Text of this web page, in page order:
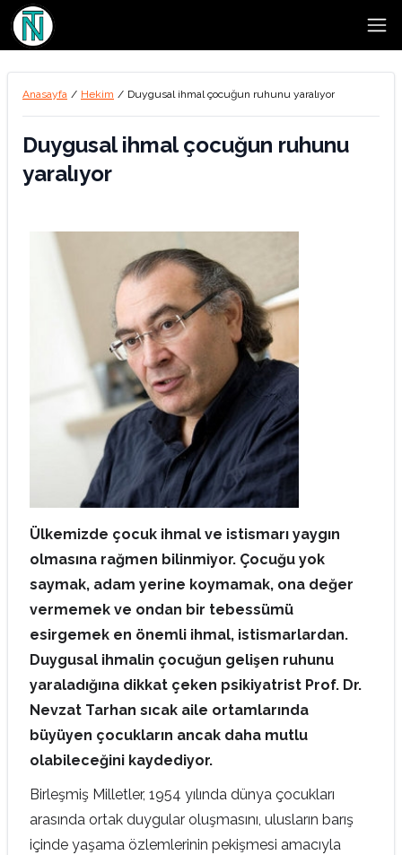
Anasayfa / Hekim / Duygusal ihmal çocuğun ruhunu yaralıyor
Duygusal ihmal çocuğun ruhunu
yaralıyor
Ülkemizde çocuk ihmal ve istismarı yaygın
olmasına rağmen bilinmiyor. Çocuğu yok
saymak, adam yerine koymamak, ona değer
vermemek ve ondan bir tebessümü
esirgemek en önemli ihmal, istismarlardan.
Duygusal ihmalin çocuğun gelişen ruhunu
yaraladığına dikkat çeken psikiyatrist Prof. Dr.
Nevzat Tarhan sıcak aile ortamlarında
büyüyen çocukların ancak daha mutlu
olabileceğini kaydediyor.
Birleşmiş Milletler, 1954 yılında dünya çocukları
arasında ortak duygular oluşmasını, ulusların barış
içinde yaşama özlemlerinin pekişmesi amacıyla